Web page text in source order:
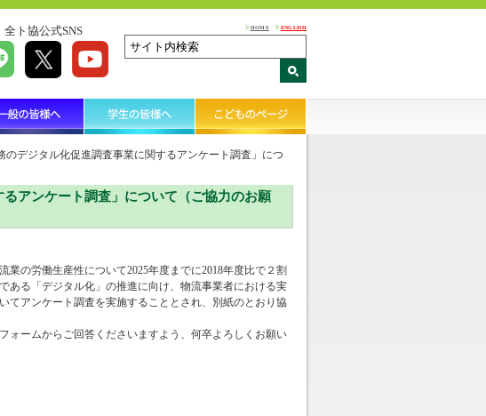
全ト協公式SNS HOME ENGLISH
のデジタル化促進調査事業に関するアンケート調査」につ
アンケート調査」について（ご協力のお願
の労働生産性について2025年度までに2018年度比で２割
ある「デジタル化」の推進に向け、物流事業者における実
てアンケート調査を実施することとされ、別紙のとおり協
ームからご回答くださいますよう、何卒よろしくお願い